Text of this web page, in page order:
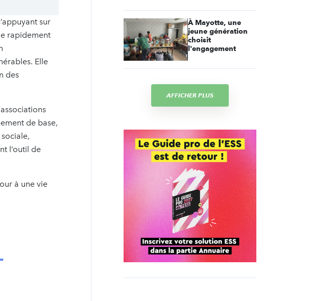
sur
rapidement
Elle
des
de base,
l’outil de
à une vie
À Mayotte, une
jeune génération
choisit
l'engagement
AFFICHER PLUS